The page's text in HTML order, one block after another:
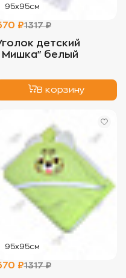
95х95см
₽1317 ₽
детский
белый
В корзину
95х95см
₽1317 ₽